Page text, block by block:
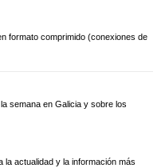
formato comprimido (conexiones de
semana en Galicia y sobre los
la actualidad y la información más